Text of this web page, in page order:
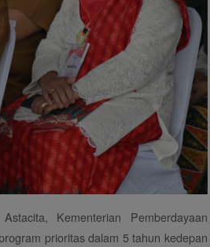
Kementerian Pemberdayaan
prioritas dalam 5 tahun kedepan